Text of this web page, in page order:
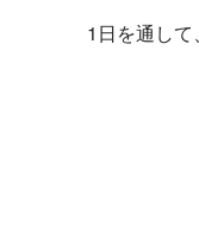
1日を通して